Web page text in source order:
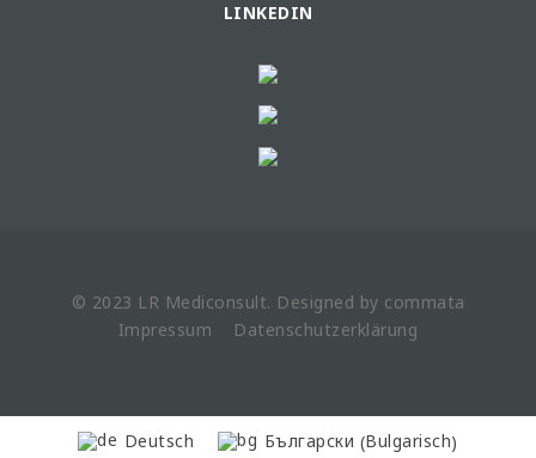
LINKEDIN
© 2023 LR Mediconsult. Designed by commata
Impressum
Datenschutzerklärung
Deutsch Български (Bulgarisch)